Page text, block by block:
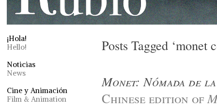
¡Hola!
Hello!
Noticias
News
Cine y Animación
Film & Animation
Posts Tagged ‘monet
Monet: Nómada de
Chinese edition of